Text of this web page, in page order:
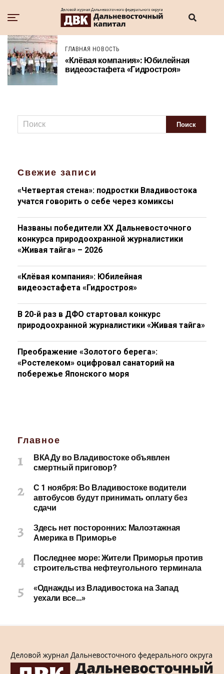
ГЛАВНАЯ НОВОСТЬ
«Клёвая компания»: Юбилейная
видеоэстафета «Гидростроя»
Свежие записи
«Четвертая стена»: подростки Владивостока
учатся говорить о себе через комиксы
Названы победители XX Дальневосточного
конкурса природоохранной журналистики
«Живая тайга» – 2026
«Клёвая компания»: Юбилейная
видеоэстафета «Гидростроя»
В 20-й раз в ДФО стартовал конкурс
природоохранной журналистики «Живая тайга»
Преображение «Золотого берега»:
«Ростелеком» оцифровал санаторий на
побережье Японского моря
Главное
ВКАДу во Владивостоке объявлен
смертный приговор?
С 1 ноября: Во Владивостоке водители
автобусов будут принимать оплату без
сдачи
Здесь нет посторонних: Малоэтажная
Америка в Приморье
Последнее море: Жители Приморья против
строительства нефтеугольного терминала
«Однажды из Владивостока на Запад
уехали все…»